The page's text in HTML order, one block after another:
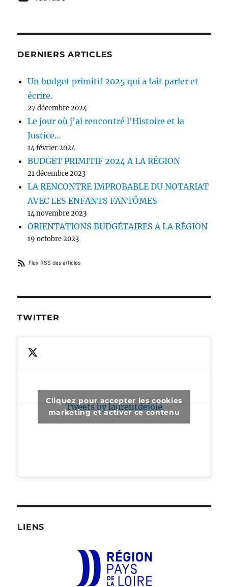
DERNIERS ARTICLES
Un budget primitif 2025 qui a fait parler et
écrire.
27 décembre 2024
Le jour où j’ai rencontré l’Histoire et la
Justice…
14 février 2024
BUDGET PRIMITIF 2024 A LA RÉGION
21 décembre 2023
LA RENCONTRE IMPROBABLE DU NOTARIAT
AVEC LES ENFANTS FANTÔMES
14 novembre 2023
ORIENTATIONS BUDGÉTAIRES A LA RÉGION
19 octobre 2023
Flux RSS des articles
TWITTER
Tweets by laurentdejoie
Cliquez pour accepter les cookies
marketing et activer ce contenu
LIENS